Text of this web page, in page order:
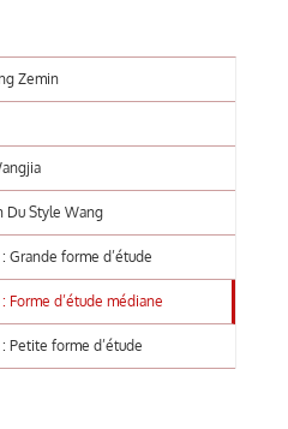
Zemin
Du Style Wang
: Grande forme d’étude
: Forme d’étude médiane
: Petite forme d’étude